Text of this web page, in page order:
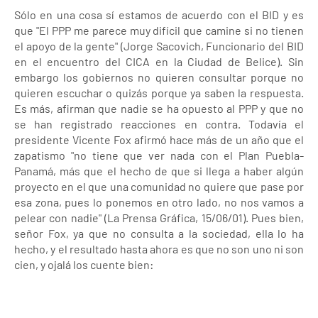
Sólo en una cosa sí estamos de acuerdo con el BID y es
que "El PPP me parece muy difícil que camine si no tienen
el apoyo de la gente" (Jorge Sacovich, Funcionario del BID
en el encuentro del CICA en la Ciudad de Belice). Sin
embargo los gobiernos no quieren consultar porque no
quieren escuchar o quizás porque ya saben la respuesta.
Es más, afirman que nadie se ha opuesto al PPP y que no
se han registrado reacciones en contra. Todavía el
presidente Vicente Fox afirmó hace más de un año que el
zapatismo "no tiene que ver nada con el Plan Puebla-
Panamá, más que el hecho de que si llega a haber algún
proyecto en el que una comunidad no quiere que pase por
esa zona, pues lo ponemos en otro lado, no nos vamos a
pelear con nadie" (La Prensa Gráfica, 15/06/01). Pues bien,
señor Fox, ya que no consulta a la sociedad, ella lo ha
hecho, y el resultado hasta ahora es que no son uno ni son
cien, y ojalá los cuente bien: